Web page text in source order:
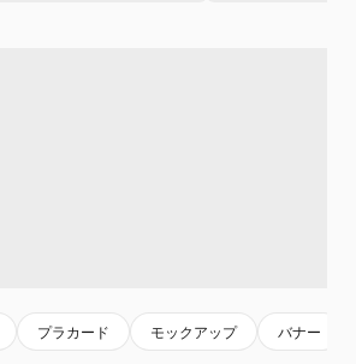
プラカード モックアップ バナー